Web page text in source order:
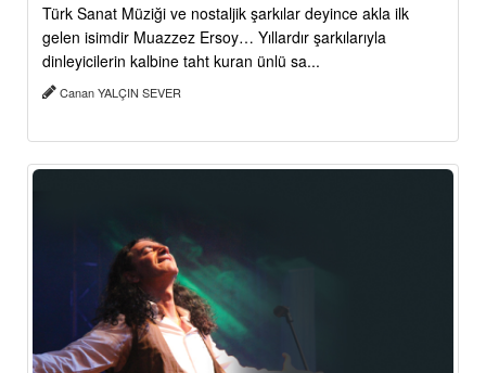
Türk Sanat Müziği ve nostaljik şarkılar deyince akla ilk
gelen isimdir Muazzez Ersoy… Yıllardır şarkılarıyla
dinleyicilerin kalbine taht kuran ünlü sa...
Canan YALÇIN SEVER